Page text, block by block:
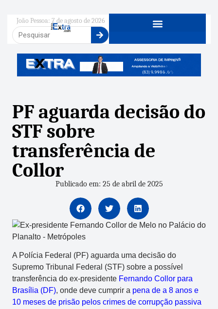
João Pessoa: 7 de agosto de 2026
PF aguarda decisão do
STF sobre
transferência de
Collor
Publicado em: 25 de abril de 2025
A Polícia Federal (PF) aguarda uma decisão do
Supremo Tribunal Federal (STF) sobre a possível
transferência do ex-presidente Fernando Collor para
Brasília (DF), onde deve cumprir a pena de a 8 anos e
10 meses de prisão pelos crimes de corrupção passiva